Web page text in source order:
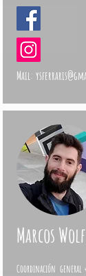
Mail:
Marcos
Coordinación general